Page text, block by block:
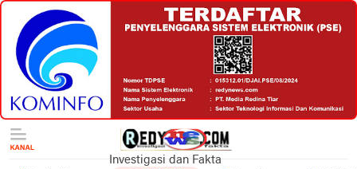
Investigasi dan Fakta